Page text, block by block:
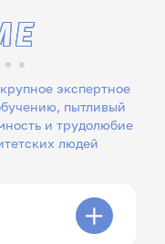
экспертное
пытливый
людей